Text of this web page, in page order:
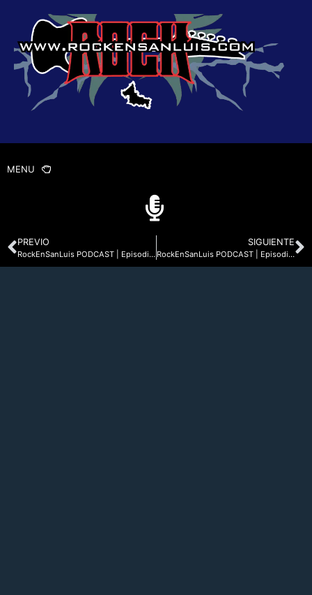
MENU
PREVIO
RockEnSanLuis PODCAST | Episodio 1 Testimonio del Rock En San Luis Potosí
SIGUIENTE
RockEnSanLuis PODCAST | Episodio 3 La Bruja